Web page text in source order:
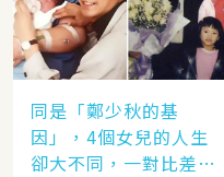
同是「鄭少秋的基
因」，4個女兒的人生
卻大不同，一對比差距